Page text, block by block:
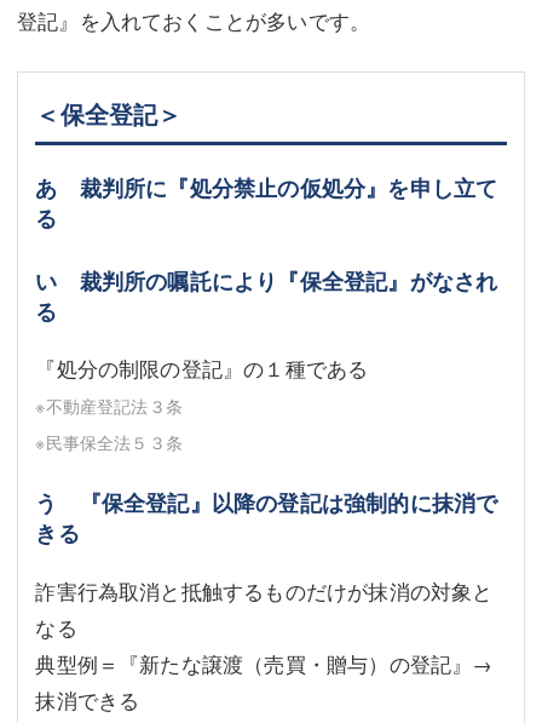
登記』を入れておくことが多いです。
＜保全登記＞
あ 裁判所に『処分禁止の仮処分』を申し立て
る
い 裁判所の嘱託により『保全登記』がなされ
る
『処分の制限の登記』の１種である
※不動産登記法３条
※民事保全法５３条
う 『保全登記』以降の登記は強制的に抹消で
きる
詐害行為取消と抵触するものだけが抹消の対象と
なる
典型例＝『新たな譲渡（売買・贈与）の登記』→
抹消できる